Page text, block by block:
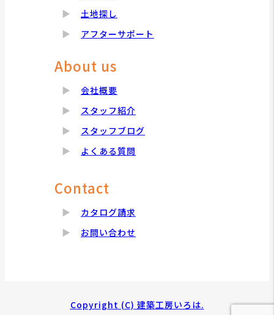
土地探し
アフターサポート
About us
会社概要
スタッフ紹介
スタッフブログ
よくある質問
Contact
カタログ請求
お問い合わせ
Copyright (C) 建築工房いろは.